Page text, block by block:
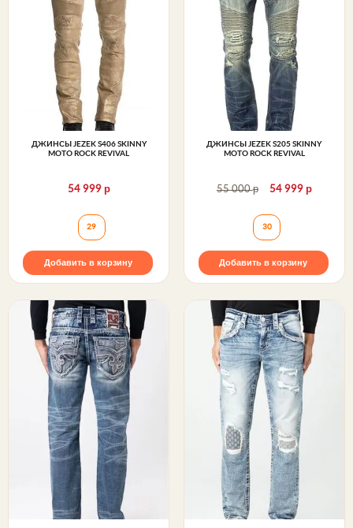
ДЖИНСЫ JEZEK S406 SKINNY
MOTO ROCK REVIVAL
54 999 р
Джинсы JEZEK S406 SKINNY MOTO Rock Revival
29
Добавить в корзину
ДЖИНСЫ JEZEK S205 SKINNY
MOTO ROCK REVIVAL
55 000р 54 999 р
Джинсы JEZEK
30
Добавить в корзину